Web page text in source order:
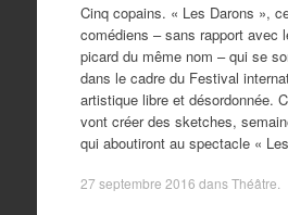
Cinq copains. « Les Darons »,
comédiens – sans rapport avec
picard du même nom – qui se
dans le cadre du Festival
artistique libre et désordonnée.
vont créer des sketches,
qui aboutiront au spectacle «
27 septembre 2016 dansThéâtre